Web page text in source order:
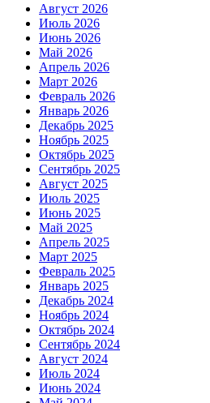
Август 2026
Июль 2026
Июнь 2026
Май 2026
Апрель 2026
Март 2026
Февраль 2026
Январь 2026
Декабрь 2025
Ноябрь 2025
Октябрь 2025
Сентябрь 2025
Август 2025
Июль 2025
Июнь 2025
Май 2025
Апрель 2025
Март 2025
Февраль 2025
Январь 2025
Декабрь 2024
Ноябрь 2024
Октябрь 2024
Сентябрь 2024
Август 2024
Июль 2024
Июнь 2024